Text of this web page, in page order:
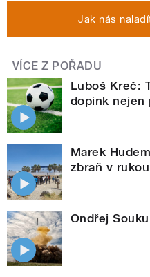
Jak nás
VÍCE Z POŘADU
Luboš Kreč:
dopink nejen
Marek
zbraň v
Ondřej